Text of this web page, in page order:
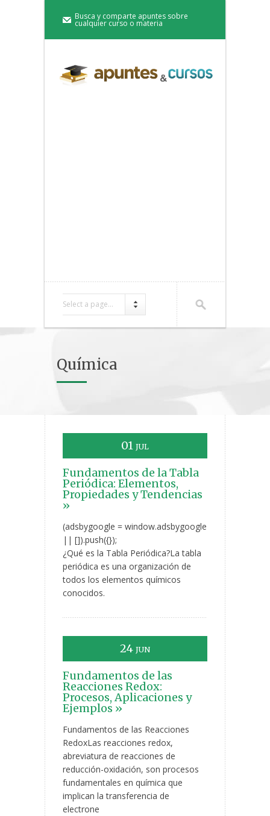
Busca y comparte apuntes sobre
cualquier curso o materia
Select a page...
Química
01 JUL
Fundamentos de la Tabla
Periódica: Elementos,
Propiedades y Tendencias
»
(adsbygoogle = window.adsbygoogle
|| []).push({});
¿Qué es la Tabla Periódica?La tabla
periódica es una organización de
todos los elementos químicos
conocidos.
24 JUN
Fundamentos de las
Reacciones Redox:
Procesos, Aplicaciones y
Ejemplos »
Fundamentos de las Reacciones
RedoxLas reacciones redox,
abreviatura de reacciones de
reducción-oxidación, son procesos
fundamentales en química que
implican la transferencia de
electrone